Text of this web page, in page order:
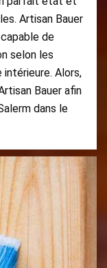
Artisan Bauer
de
selon les
intérieure. Alors,
Bauer afin
dans le